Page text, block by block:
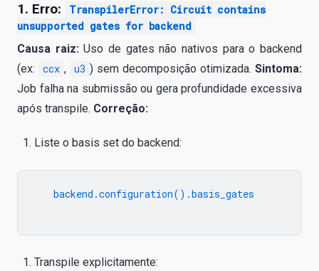
1. Erro:
TranspilerError: Circuit contains
unsupported gates for backend
Causa raiz:Uso de gates não nativos para o backend
(ex:
ccx , u3 ) sem decomposição otimizada. Sintoma:
Job falha na submissão ou gera profundidade excessiva
após transpile. Correção:
Liste o basis set do backend:
   backend.configuration().basis_gates
Transpile explicitamente: